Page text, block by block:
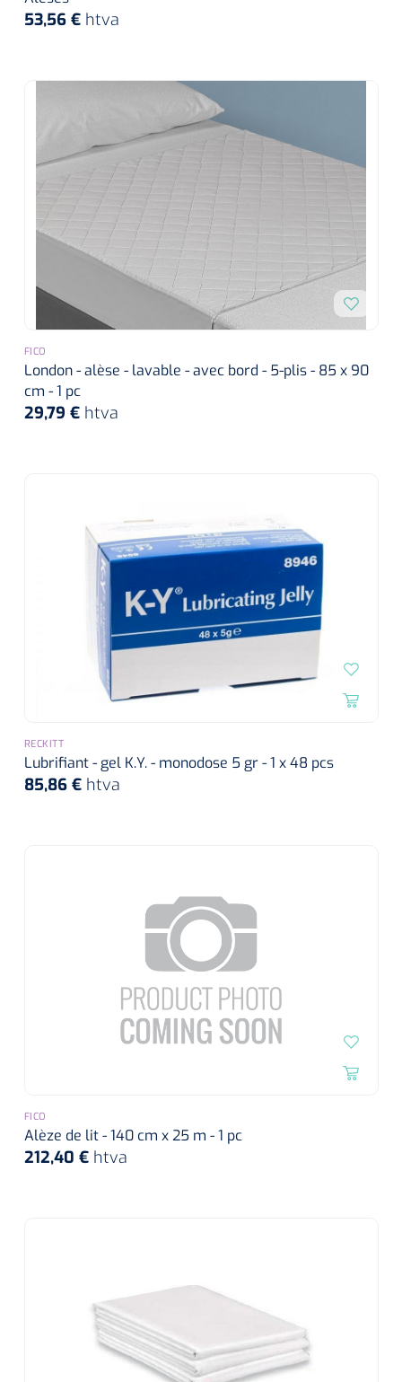
53,56 € htva
FICO
London - alèse - lavable - avec bord - 5-plis - 85 x 90
cm - 1 pc
29,79 € htva
RECKITT
Lubrifiant - gel K.Y. - monodose 5 gr - 1 x 48 pcs
85,86 € htva
FICO
Alèze de lit - 140 cm x 25 m - 1 pc
212,40 € htva